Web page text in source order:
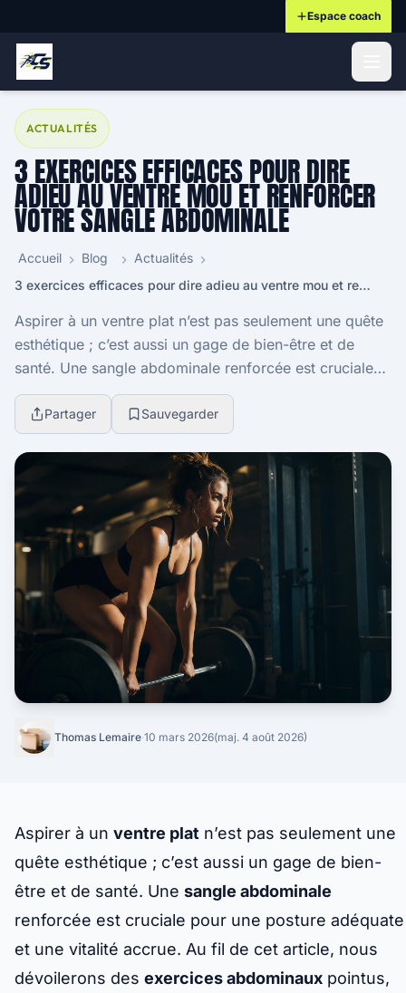
Espace coach
ACTUALITÉS
3 EXERCICES EFFICACES POUR DIRE
ADIEU AU VENTRE MOU ET RENFORCER
VOTRE SANGLE ABDOMINALE
Accueil Blog
Actualités
3 exercices efficaces pour dire adieu au ventre mou et renforcer votre sangle abdominale
Aspirer à un ventre plat n’est pas seulement une quête
esthétique ; c’est aussi un gage de bien-être et de
santé. Une sangle abdominale renforcée est cruciale
pour une posture adéquate et une vitalité...
Partager Sauvegarder
Thomas Lemaire·10 mars 2026(maj. 4 août 2026)
Aspirer à un ventre plat n’est pas seulement une
quête esthétique ; c’est aussi un gage de bien-
être et de santé. Une sangle abdominale
renforcée est cruciale pour une posture adéquate
et une vitalité accrue. Au fil de cet article, nous
dévoilerons des exercices abdominaux pointus,